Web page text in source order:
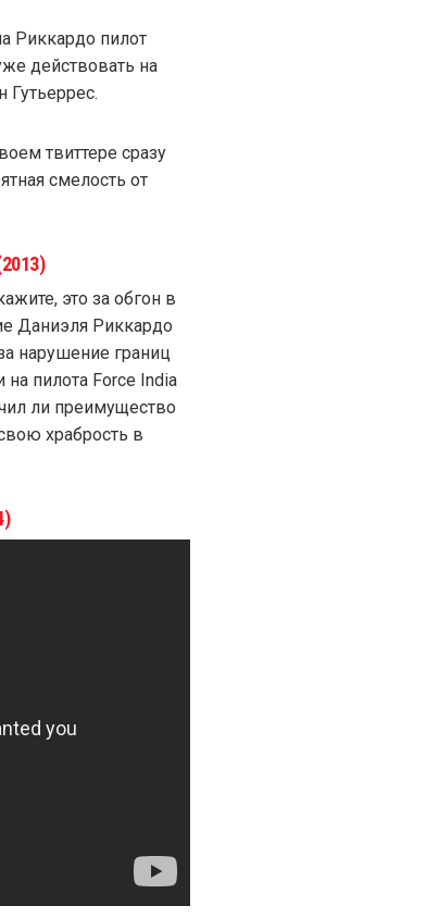
Риккардо пилот
действовать на
Гутьеррес.
твиттере сразу
смелость от
это за обгон в
Даниэля Риккардо
нарушение границ
пилота Force India
ли преимущество
храбрость в